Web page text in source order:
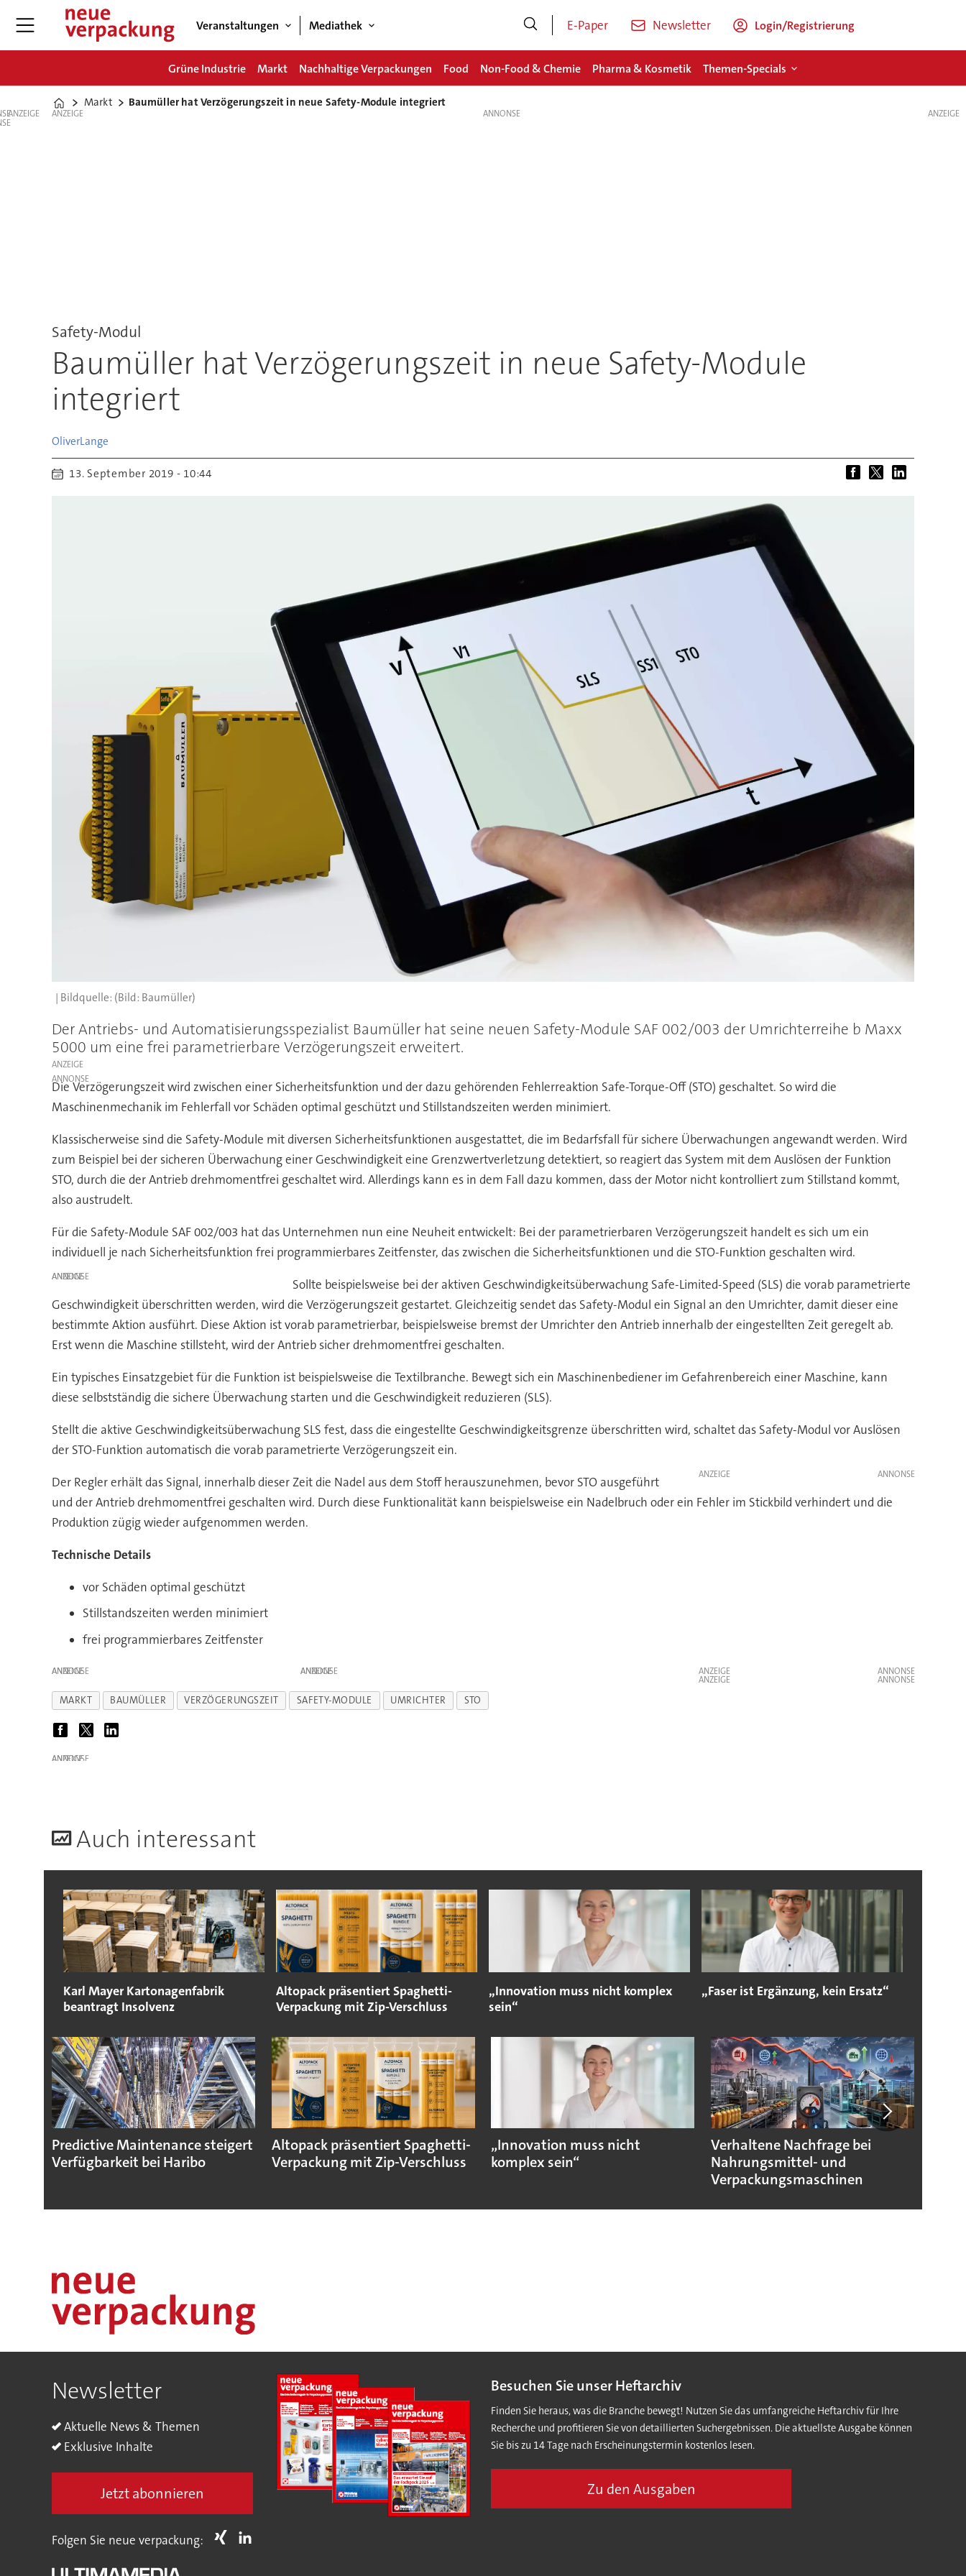
Veranstaltungen Mediathek E-Paper Newsletter Login/Registrierung
Grüne Industrie Markt Nachhaltige Verpackungen Food Non-Food & Chemie Pharma & Kosmetik Themen-Specials
Home
Markt Baumüller hat Verzögerungszeit in neue Safety-Module integriert
ANZEIGE ANZEIGE
Safety-Modul
Baumüller hat Verzögerungszeit in neue Safety-Module
integriert
OliverLange
13. September 2019 - 10:44
(Bild: Baumüller)
Der Antriebs- und Automatisierungsspezialist Baumüller hat seine neuen Safety-Module SAF 002/003 der Umrichterreihe b Maxx
5000 um eine frei parametrierbare Verzögerungszeit erweitert.
ANZEIGE
Die Verzögerungszeit wird zwischen einer Sicherheitsfunktion und der dazu gehörenden Fehlerreaktion Safe-Torque-Off (STO) geschaltet. So wird die
Maschinenmechanik im Fehlerfall vor Schäden optimal geschützt und Stillstandszeiten werden minimiert.
Klassischerweise sind die Safety-Module mit diversen Sicherheitsfunktionen ausgestattet, die im Bedarfsfall für sichere Überwachungen angewandt werden. Wird
zum Beispiel bei der sicheren Überwachung einer Geschwindigkeit eine Grenzwertverletzung detektiert, so reagiert das System mit dem Auslösen der Funktion
STO, durch die der Antrieb drehmomentfrei geschaltet wird. Allerdings kann es in dem Fall dazu kommen, dass der Motor nicht kontrolliert zum Stillstand kommt,
also austrudelt.
Für die Safety-Module SAF 002/003 hat das Unternehmen nun eine Neuheit entwickelt: Bei der parametrierbaren Verzögerungszeit handelt es sich um ein
individuell je nach Sicherheitsfunktion frei programmierbares Zeitfenster, das zwischen die Sicherheitsfunktionen und die STO-Funktion geschalten wird.
ANZEIGE
Sollte beispielsweise bei der aktiven Geschwindigkeitsüberwachung Safe-Limited-Speed (SLS) die vorab parametrierte
Geschwindigkeit überschritten werden, wird die Verzögerungszeit gestartet. Gleichzeitig sendet das Safety-Modul ein Signal an den Umrichter, damit dieser eine
bestimmte Aktion ausführt. Diese Aktion ist vorab parametrierbar, beispielsweise bremst der Umrichter den Antrieb innerhalb der eingestellten Zeit geregelt ab.
Erst wenn die Maschine stillsteht, wird der Antrieb sicher drehmomentfrei geschalten.
Ein typisches Einsatzgebiet für die Funktion ist beispielsweise die Textilbranche. Bewegt sich ein Maschinenbediener im Gefahrenbereich einer Maschine, kann
diese selbstständig die sichere Überwachung starten und die Geschwindigkeit reduzieren (SLS).
Stellt die aktive Geschwindigkeitsüberwachung SLS fest, dass die eingestellte Geschwindigkeitsgrenze überschritten wird, schaltet das Safety-Modul vor Auslösen
der STO-Funktion automatisch die vorab parametrierte Verzögerungszeit ein.
ANZEIGE
Der Regler erhält das Signal, innerhalb dieser Zeit die Nadel aus dem Stoff herauszunehmen, bevor STO ausgeführt
und der Antrieb drehmomentfrei geschalten wird. Durch diese Funktionalität kann beispielsweise ein Nadelbruch oder ein Fehler im Stickbild verhindert und die
Produktion zügig wieder aufgenommen werden.
Technische Details
vor Schäden optimal geschützt
Stillstandszeiten werden minimiert
frei programmierbares Zeitfenster
ANZEIGE ANZEIGE
ANZEIGE
ANZEIGE
MARKT BAUMÜLLER VERZÖGERUNGSZEIT SAFETY-MODULE UMRICHTER STO
ANZEIGE
Auch interessant
Karl Mayer Kartonagenfabrik
beantragt Insolvenz
Altopack präsentiert Spaghetti-
Verpackung mit Zip-Verschluss
„Innovation muss nicht komplex
sein“
„Faser ist Ergänzung, kein Ersatz“
Predictive Maintenance steigert
Verfügbarkeit bei Haribo
Altopack präsentiert Spaghetti-
Verpackung mit Zip-Verschluss
„Innovation muss nicht
komplex sein“
Verhaltene Nachfrage bei
Nahrungsmittel- und
Verpackungsmaschinen
ANZEIGE
Newsletter
Aktuelle News & Themen
Exklusive Inhalte
Jetzt abonnieren
Besuchen Sie unser Heftarchiv
Finden Sie heraus, was die Branche bewegt! Nutzen Sie das umfangreiche Heftarchiv für Ihre
Recherche und profitieren Sie von detaillierten Suchergebnissen. Die aktuellste Ausgabe können
Sie bis zu 14 Tage nach Erscheinungstermin kostenlos lesen.
Zu den Ausgaben
Folgen Sie neue verpackung: